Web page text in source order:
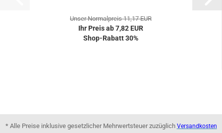
Unser Normalpreis 11,17 EUR
Ihr Preis ab 7,82 EUR
Shop-Rabatt 30%
* Alle Preise inklusive gesetzlicher Mehrwertsteuer zuzüglich Versandkosten